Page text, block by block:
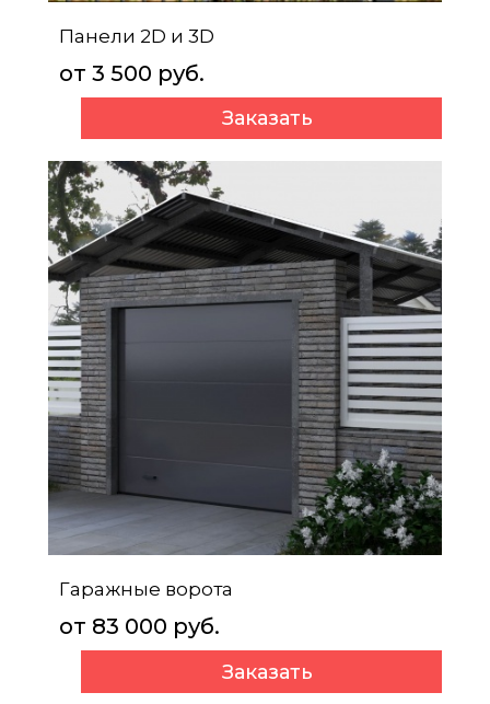
Панели 2D и 3D
от 3 500 руб.
Заказать
Гаражные ворота
от 83 000 руб.
Заказать